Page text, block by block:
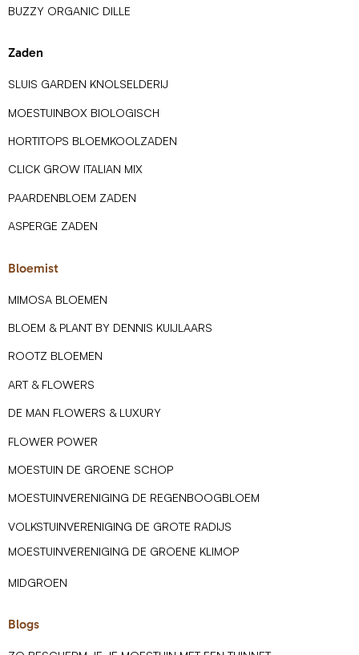
BUZZY ORGANIC DILLE
Zaden
SLUIS GARDEN KNOLSELDERIJ
MOESTUINBOX BIOLOGISCH
HORTITOPS BLOEMKOOLZADEN
CLICK GROW ITALIAN MIX
PAARDENBLOEM ZADEN
ASPERGE ZADEN
Bloemist
MIMOSA BLOEMEN
BLOEM & PLANT BY DENNIS KUIJLAARS
ROOTZ BLOEMEN
ART & FLOWERS
DE MAN FLOWERS & LUXURY
FLOWER POWER
MOESTUIN DE GROENE SCHOP
MOESTUINVERENIGING DE REGENBOOGBLOEM
VOLKSTUINVERENIGING DE GROTE RADIJS
MOESTUINVERENIGING DE GROENE KLIMOP
MIDGROEN
Blogs